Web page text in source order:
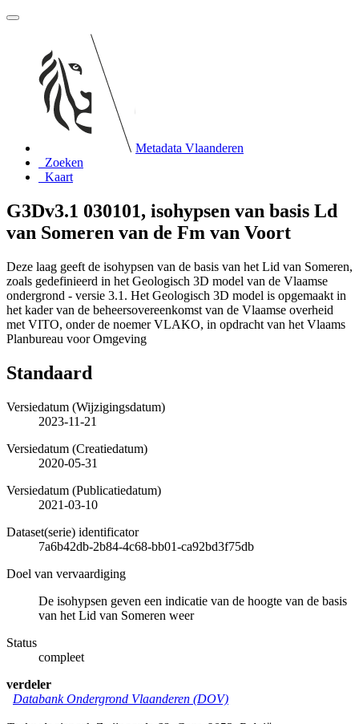
Metadata Vlaanderen
Zoeken
Kaart
G3Dv3.1 030101, isohypsen van basis Ld
van Someren van de Fm van Voort
Deze laag geeft de isohypsen van de basis van het Lid van Someren,
zoals gedefinieerd in het Geologisch 3D model van de Vlaamse
ondergrond - versie 3.1. Het Geologisch 3D model is opgemaakt in
het kader van de beheersovereenkomst van de Vlaamse overheid
met VITO, onder de noemer VLAKO, in opdracht van het Vlaams
Planbureau voor Omgeving
Standaard
Versiedatum (Wijzigingsdatum)
2023-11-21
Versiedatum (Creatiedatum)
2020-05-31
Versiedatum (Publicatiedatum)
2021-03-10
Dataset(serie) identificator
7a6b42db-2b84-4c68-bb01-ca92bd3f75db
Doel van vervaardiging
De isohypsen geven een indicatie van de hoogte van de basis
van het Lid van Someren weer
Status
compleet
verdeler
Databank Ondergrond Vlaanderen (DOV)